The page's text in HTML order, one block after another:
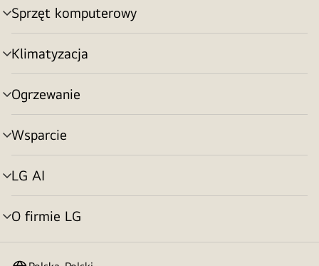
Sprzęt komputerowy
Przełącznik
menu
Klimatyzacja
Przełącznik
menu
Ogrzewanie
Przełącznik
menu
Wsparcie
Przełącznik
menu
LG AI
Przełącznik
menu
O firmie LG
Przełącznik